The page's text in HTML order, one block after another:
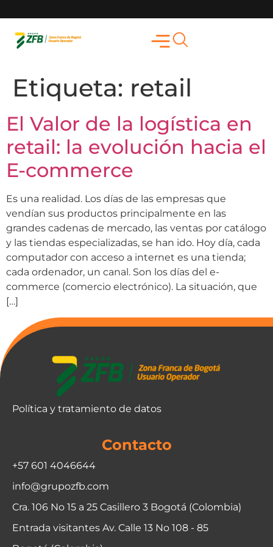
Etiqueta: retail
El Valor de la logística en
retail: la evolución hacia el
E-commerce
Es una realidad. Los días de las empresas que
vendían sus productos principalmente en las
grandes cadenas de mercado, las ventas por catálogo
y las tiendas especializadas, se han ido. Hoy día, cada
computador con acceso a internet es una tienda;
cada ordenador, un canal. Son los días del e-
commerce (comercio electrónico). La situación, que
[…]
Política y tratamiento de datos
Contacto
+57 601 4046644
info@grupozfb.com
Cra. 106 No 15 a 25 Casillero 3 Bogotá (Colombia)
Entrada visitantes Av. Calle 13 No 108 - 85